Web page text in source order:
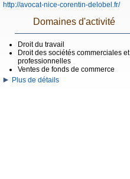
http://avocat-nice-corentin-delobel.fr/
Domaines d'activité
Droit du travail
Droit des sociétés commerciales et
professionnelles
Ventes de fonds de commerce
Plus de détails